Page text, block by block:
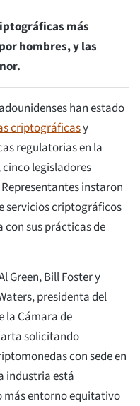
más
hombres, y las
han estado
criptográficasy
regulatorias en la
legisladores
instaron
servicios criptográficos
sus prácticas de
Green, Bill Foster y
presidenta del
la Cámara de
solicitando
con sede en
industria está
entorno equitativo